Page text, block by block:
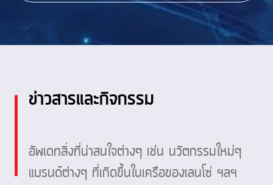
ข่าวสารและกิจกรรม
อัพเดทสิ่งที่น่าสนใจต่างๆ เช่น นวัตกรรมใหม่ๆ
แบรนด์ต่างๆ ที่เกิดขึ้นในเครือของเลนโซ่ ฯลฯ